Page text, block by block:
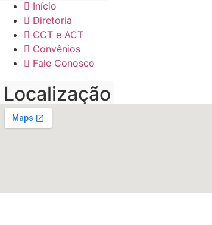
Início
Diretoria
CCT e ACT
Convênios
Fale Conosco
Localização